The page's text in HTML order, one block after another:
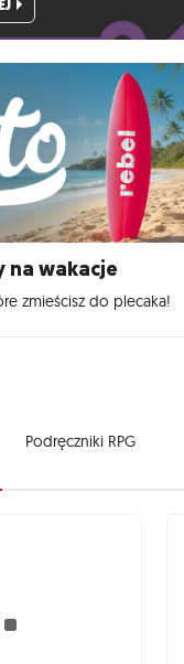
na wakacje
zmieścisz do plecaka!
Podręczniki RPG